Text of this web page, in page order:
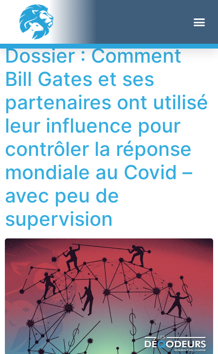
Étiquette : COVAX
Dossier : Comment
Bill Gates et ses
partenaires ont utilisé
leur influence pour
contrôler la réponse
mondiale au Covid –
avec peu de
supervision